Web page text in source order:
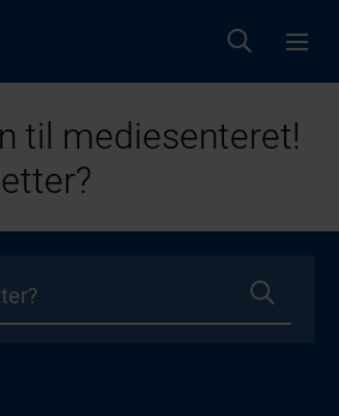
til mediesenteret!